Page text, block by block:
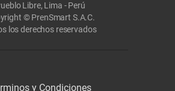
Libre, Lima - Perú
© PrenSmart S.A.C.
los derechos reservados
y Condiciones